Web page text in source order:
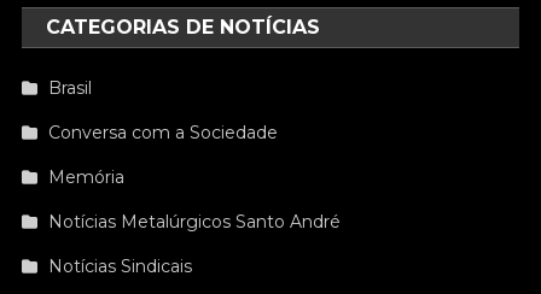
CATEGORIAS DE NOTÍCIAS
Brasil
Conversa com a Sociedade
Memória
Notícias Metalúrgicos Santo André
Notícias Sindicais